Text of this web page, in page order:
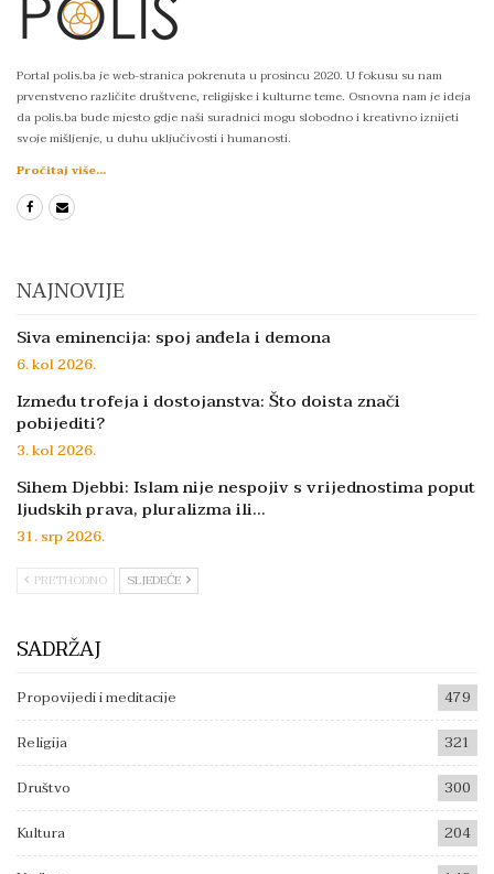
Portal polis.ba je web-stranica pokrenuta u prosincu 2020. U fokusu su nam
prvenstveno različite društvene, religijske i kulturne teme. Osnovna nam je ideja
da polis.ba bude mjesto gdje naši suradnici mogu slobodno i kreativno iznijeti
svoje mišljenje, u duhu uključivosti i humanosti.
Pročitaj više...
NAJNOVIJE
Siva eminencija: spoj anđela i demona
6. kol 2026.
Između trofeja i dostojanstva: Što doista znači
pobijediti?
3. kol 2026.
Sihem Djebbi: Islam nije nespojiv s vrijednostima poput
ljudskih prava, pluralizma ili…
31. srp 2026.
PRETHODNO SLJEDEĆE
SADRŽAJ
Propovijedi i meditacije
479
Religija
321
Društvo
300
Kultura
204